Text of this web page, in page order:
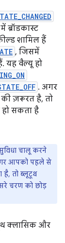
ब्रॉडकास्ट
शामिल हैं
, जिसमें
यह वैल्यू हो
. अगर
ज़रूरत है, तो
सकता है
चालू करने
आपको पहले से
है, तो ब्लूटूथ
चरण को छोड़
क्लासिक और